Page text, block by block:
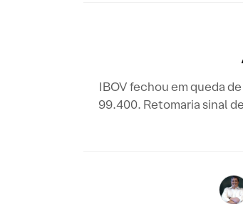
IBOV fechou em queda
99.400. Retomaria sinal